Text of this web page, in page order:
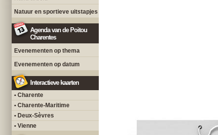
Natuur en sportieve uitstapjes
Agenda van de Poitou
Charentes
Evenementen op thema
Evenementen op datum
Interactieve kaarten
• Charente
• Charente-Maritime
• Deux-Sèvres
• Vienne